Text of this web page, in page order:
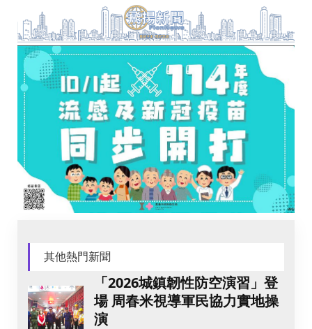
其他熱門新聞
「2026城鎮韌性防空演習」登
場 周春米視導軍民協力實地操
演